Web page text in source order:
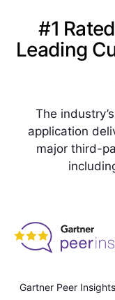
#1
Leading
The
application
major third-
Gartner Peer